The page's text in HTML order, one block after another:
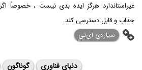
غیراستاندارد هرگز ایده بدی نیست ، خصوصاً
جذاب و قابل دسترسی کند.
‌سیاره‌ی آی‌تی
دنیای فناوری گوناگون